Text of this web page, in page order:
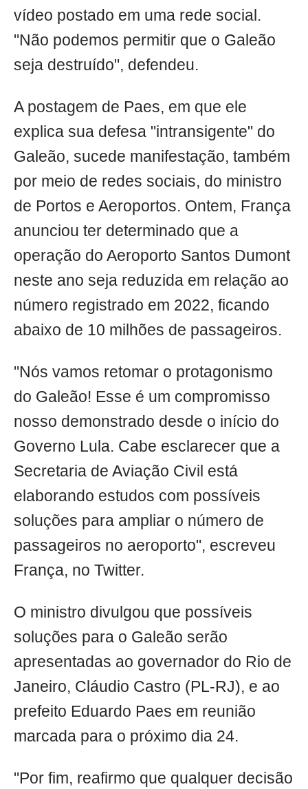
vídeo postado em uma rede social.
"Não podemos permitir que o Galeão
seja destruído", defendeu.
A postagem de Paes, em que ele
explica sua defesa "intransigente" do
Galeão, sucede manifestação, também
por meio de redes sociais, do ministro
de Portos e Aeroportos. Ontem, França
anunciou ter determinado que a
operação do Aeroporto Santos Dumont
neste ano seja reduzida em relação ao
número registrado em 2022, ficando
abaixo de 10 milhões de passageiros.
"Nós vamos retomar o protagonismo
do Galeão! Esse é um compromisso
nosso demonstrado desde o início do
Governo Lula. Cabe esclarecer que a
Secretaria de Aviação Civil está
elaborando estudos com possíveis
soluções para ampliar o número de
passageiros no aeroporto", escreveu
França, no Twitter.
O ministro divulgou que possíveis
soluções para o Galeão serão
apresentadas ao governador do Rio de
Janeiro, Cláudio Castro (PL-RJ), e ao
prefeito Eduardo Paes em reunião
marcada para o próximo dia 24.
"Por fim, reafirmo que qualquer decisão